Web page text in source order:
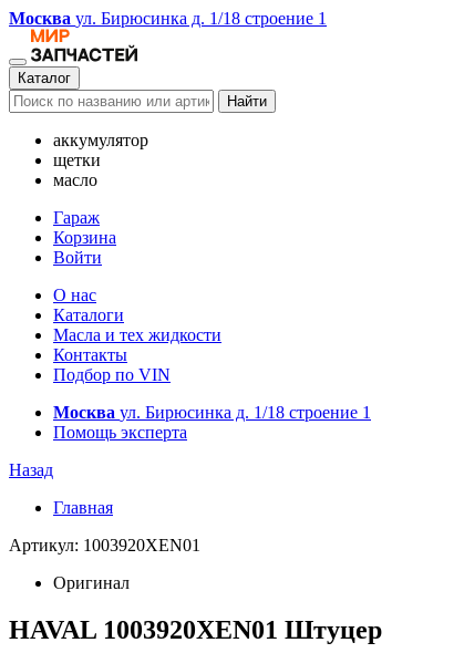
Москва ул. Бирюсинка д. 1/18 строение 1
Каталог
Найти
аккумулятор
щетки
масло
Гараж
Корзина
Войти
О нас
Каталоги
Масла и тех жидкости
Контакты
Подбор по VIN
Москва ул. Бирюсинка д. 1/18 строение 1
Помощь эксперта
Назад
Главная
Артикул: 1003920XEN01
Оригинал
HAVAL 1003920XEN01 Штуцер